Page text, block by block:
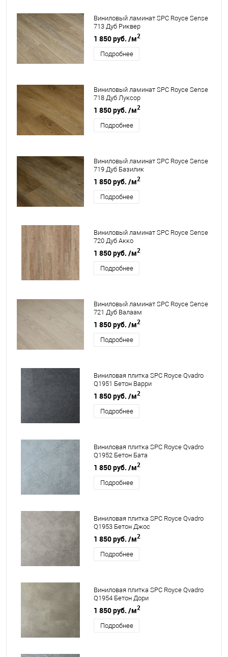
Виниловый ламинат SPC Royce Sense
713 Дуб Риквер
1 850 руб. /м2
Подробнее
Виниловый ламинат SPC Royce Sense
718 Дуб Луксор
1 850 руб. /м2
Подробнее
Виниловый ламинат SPC Royce Sense
719 Дуб Базилик
1 850 руб. /м2
Подробнее
Виниловый ламинат SPC Royce Sense
720 Дуб Акко
1 850 руб. /м2
Подробнее
Виниловый ламинат SPC Royce Sense
721 Дуб Валаам
1 850 руб. /м2
Подробнее
Виниловая плитка SPC Royce Qvadro
Q1951 Бетон Варри
1 850 руб. /м2
Подробнее
Виниловая плитка SPC Royce Qvadro
Q1952 Бетон Бата
1 850 руб. /м2
Подробнее
Виниловая плитка SPC Royce Qvadro
Q1953 Бетон Джос
1 850 руб. /м2
Подробнее
Виниловая плитка SPC Royce Qvadro
Q1954 Бетон Дори
1 850 руб. /м2
Подробнее